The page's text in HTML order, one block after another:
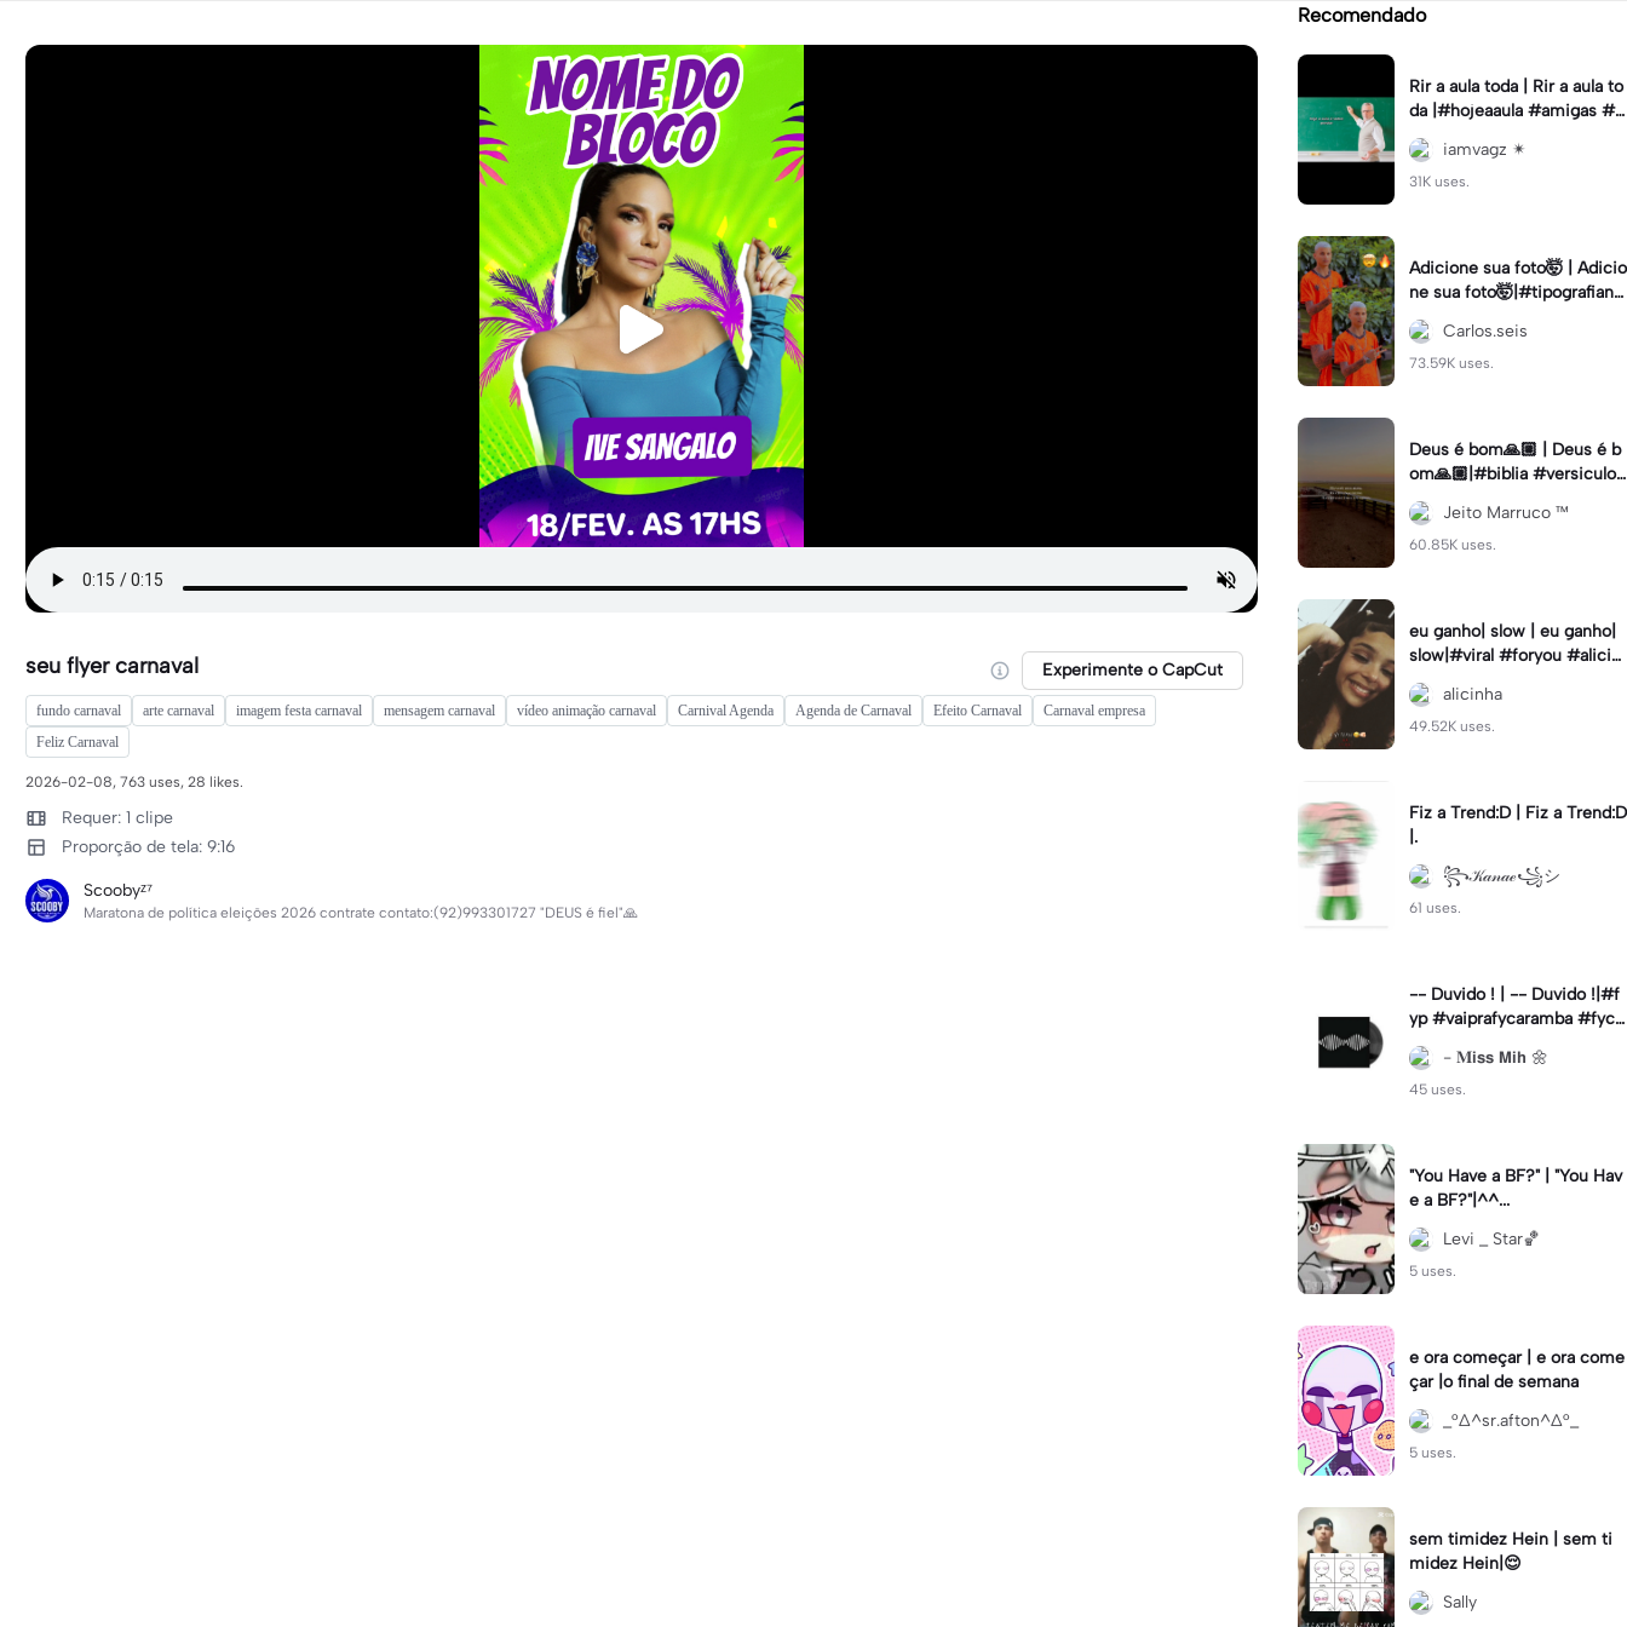
seu flyer carnaval Experimente o CapCut
fundo carnaval arte carnaval imagem festa carnaval mensagem carnaval vídeo animação carnaval Carnival Agenda Agenda de Carnaval Efeito Carnaval
Carnaval empresa
Feliz Carnaval
2026-02-08, 763 uses, 28 likes.
Requer: 1 clipe
Proporção de tela: 9:16
Scoobyᶻ⁷
Maratona de política eleições 2026 contrate contato:(92)993301727 "DEUS é fiel"🙏
Recomendado
Rir a aula toda | Rir a aula to
da |#hojeaaula #amigas #tr
endtikitok #melhoresamiga
s
iamvagz ✴︎
31K uses.
Adicione sua foto🤯 | Adicio
ne sua foto🤯|#tipografiano
va #status #tipografia
Carlos.seis
73.59K uses.
Deus é bom🙏🏼 | Deus é b
om🙏🏼|#biblia #versiculo
#cristao #agro #tipografia
#fy #fypJeito Marruco ™️
60.85K uses.
eu ganho| slow | eu ganho|
slow|#viral #foryou #alicin
ha #cameralenta #slow
alicinha
49.52K uses.
Fiz a Trend:D | Fiz a Trend:D
|.
꧂𝒦𝒶𝓃𝒶ℯ꧁シ
61 uses.
-- Duvido ! | -- Duvido !|#f
yp #vaiprafycaramba #fyca
pcut #viral
- 𝐌𝗶𝘀𝘀 𝗠𝗶𝗵 🌼
45 uses.
"You Have a BF?" | "You Hav
e a BF?"|^^...
Levi _ Star🏀
5 uses.
e ora começar | e ora come
çar |o final de semana
_°∆^sr.afton^∆°_
5 uses.
sem timidez Hein | sem ti
midez Hein|😌
Sally